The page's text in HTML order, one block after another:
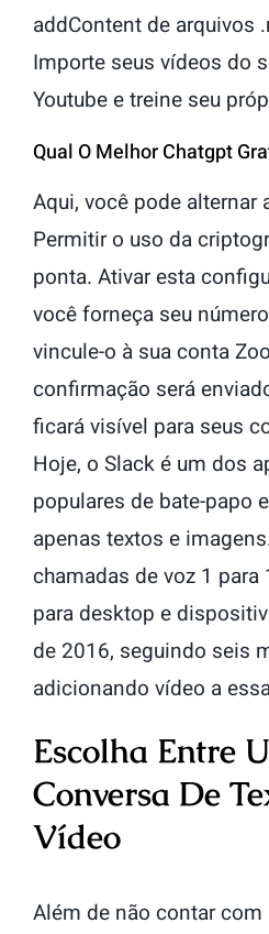
addContent de arquivos
Importe seus vídeos do
Youtube e treine seu
Qual O Melhor Chatgpt
Aqui, você pode alternar
Permitir o uso da
ponta. Ativar esta
você forneça seu
vincule-o à sua conta
confirmação será
ficará visível para seus
Hoje, o Slack é um dos
populares de bate-papo
apenas textos e
chamadas de voz 1
para desktop e
de 2016, seguindo seis
adicionando vídeo a
Escolha Entre
Conversa De
Vídeo
Além de não contar com